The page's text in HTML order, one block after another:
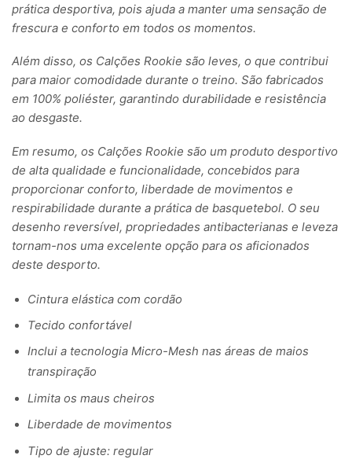
prática desportiva, pois ajuda a manter uma sensação de
frescura e conforto em todos os momentos.
Além disso, os Calções Rookie são leves, o que contribui
para maior comodidade durante o treino. São fabricados
em 100% poliéster, garantindo durabilidade e resistência
ao desgaste.
Em resumo, os Calções Rookie são um produto desportivo
de alta qualidade e funcionalidade, concebidos para
proporcionar conforto, liberdade de movimentos e
respirabilidade durante a prática de basquetebol. O seu
desenho reversível, propriedades antibacterianas e leveza
tornam-nos uma excelente opção para os aficionados
deste desporto.
Cintura elástica com cordão
Tecido confortável
Inclui a tecnologia Micro-Mesh nas áreas de maios
transpiração
Limita os maus cheiros
Liberdade de movimentos
Tipo de ajuste: regular